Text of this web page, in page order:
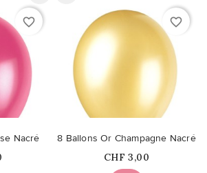
favorite_border
Nacré
favorite_border
8 Ballons Or Champagne Nacré
Prix
CHF 3,00